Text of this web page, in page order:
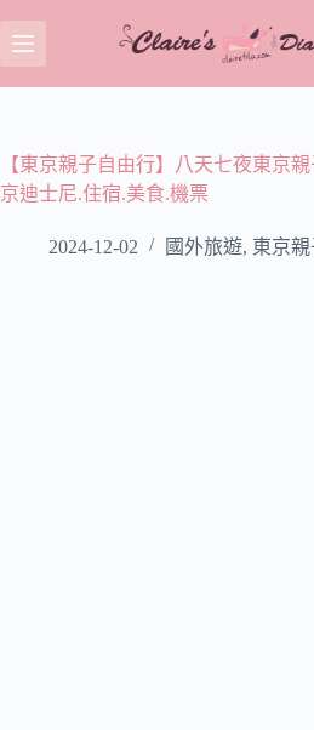
至
主
容【東京親子自由行】八天七夜東京
京迪士尼.住宿.美食.機票
2024-12-02 國外旅遊, 東京